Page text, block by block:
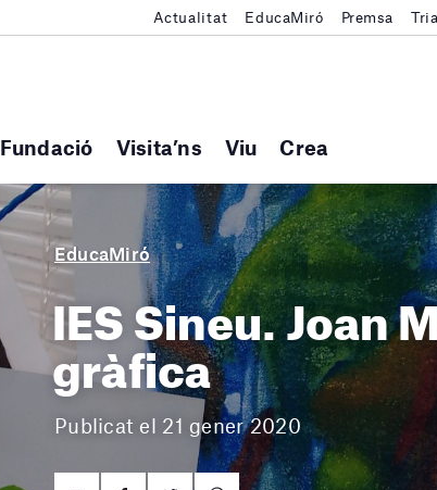
Fundació Visita’ns Viu Crea
Actualitat EducaMiró Premsa
EducaMiró
IES Sineu. Joan
gràfica
Publicat el 21 gener 2020